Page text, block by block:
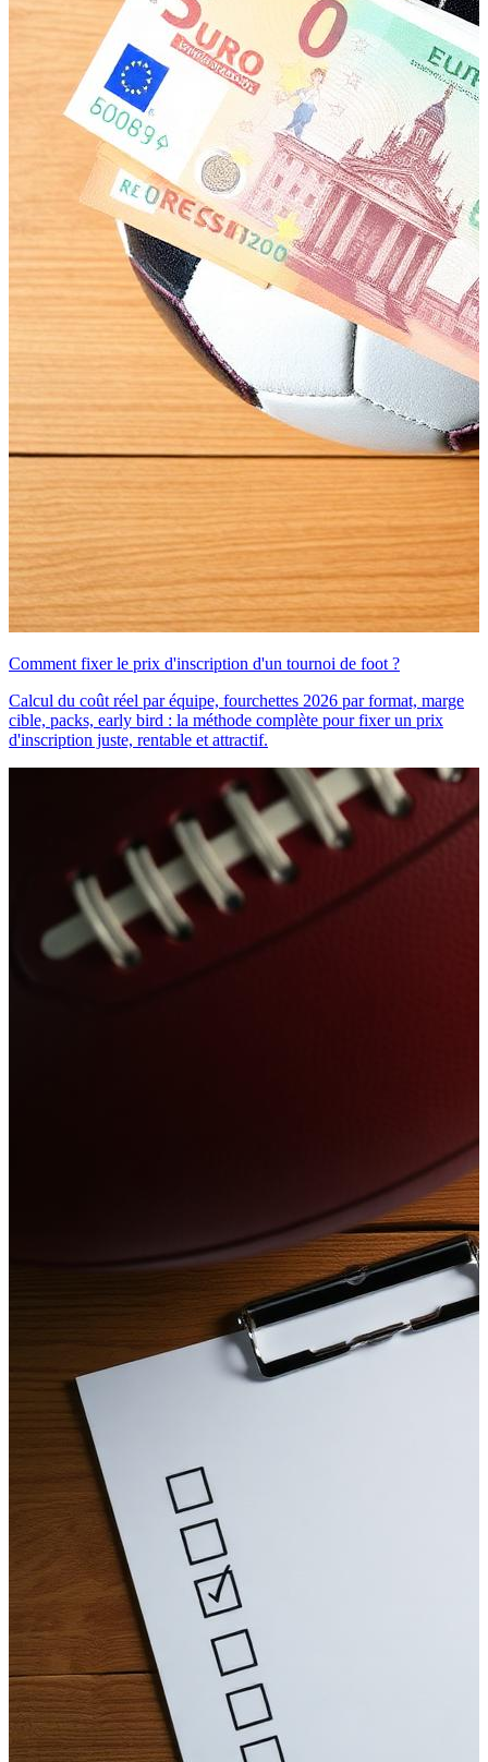
Comment fixer le prix d'inscription d'un tournoi de foot ?
Calcul du coût réel par équipe, fourchettes 2026 par format, marge
cible, packs, early bird : la méthode complète pour fixer un prix
d'inscription juste, rentable et attractif.